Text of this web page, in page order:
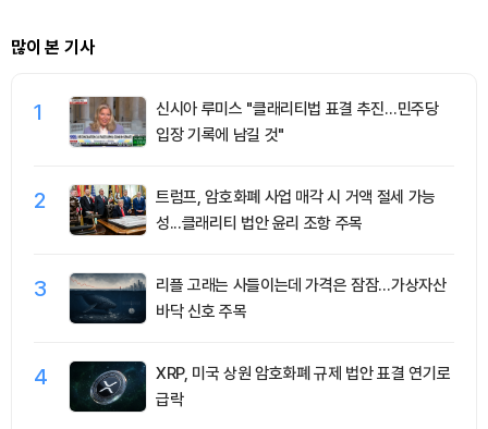
많이 본 기사
1
신시아 루미스 "클래리티법 표결 추진…민주당
입장 기록에 남길 것"
2
트럼프, 암호화폐 사업 매각 시 거액 절세 가능
성...클래리티 법안 윤리 조항 주목
3
리플 고래는 사들이는데 가격은 잠잠…가상자산
바닥 신호 주목
4
XRP, 미국 상원 암호화폐 규제 법안 표결 연기로
급락